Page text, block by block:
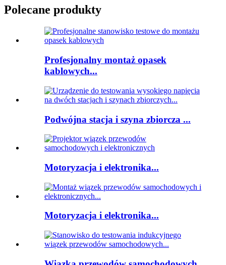
Polecane produkty
Profesjonalny montaż opasek
kablowych...
Podwójna stacja i szyna zbiorcza ...
Motoryzacja i elektronika...
Motoryzacja i elektronika...